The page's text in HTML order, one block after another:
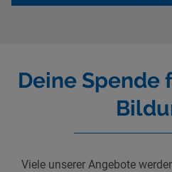
Deine
Viele unserer Angebote